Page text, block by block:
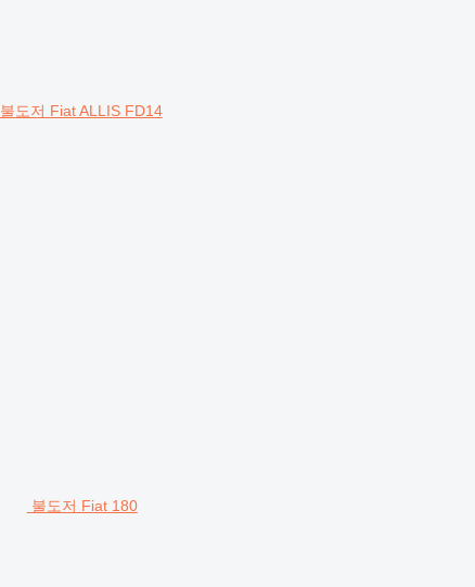
불도저 Fiat ALLIS FD14
불도저 Fiat 180